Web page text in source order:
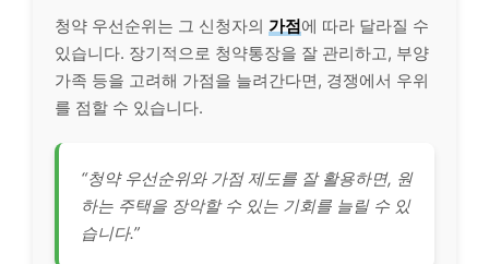
청약 우선순위는 그 신청자의 가점에 따라 달라질 수
있습니다. 장기적으로 청약통장을 잘 관리하고, 부양
가족 등을 고려해 가점을 늘려간다면, 경쟁에서 우위
를 점할 수 있습니다.
“청약 우선순위와 가점 제도를 잘 활용하면, 원
하는 주택을 장악할 수 있는 기회를 늘릴 수 있
습니다.”